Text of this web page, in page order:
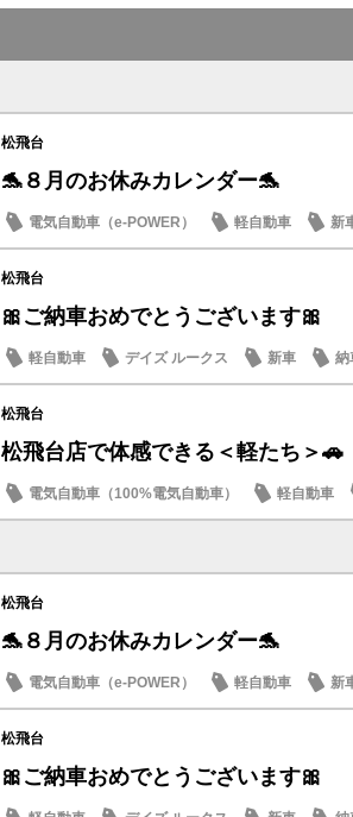
松飛台
🐬８月のお休みカレンダー🐬
電気自動車（e-POWER） 軽自動車
新
日産のお店
松飛台
🎀ご納車おめでとうございます🎀
軽自動車 デイズ ルークス 新車 納
松飛台
松飛台店で体感できる＜軽たち＞🚗
電気自動車（100%電気自動車）
軽自動車
サクラ
松飛台
🐬８月のお休みカレンダー🐬
電気自動車（e-POWER） 軽自動車
新
日産のお店
松飛台
🎀ご納車おめでとうございます🎀